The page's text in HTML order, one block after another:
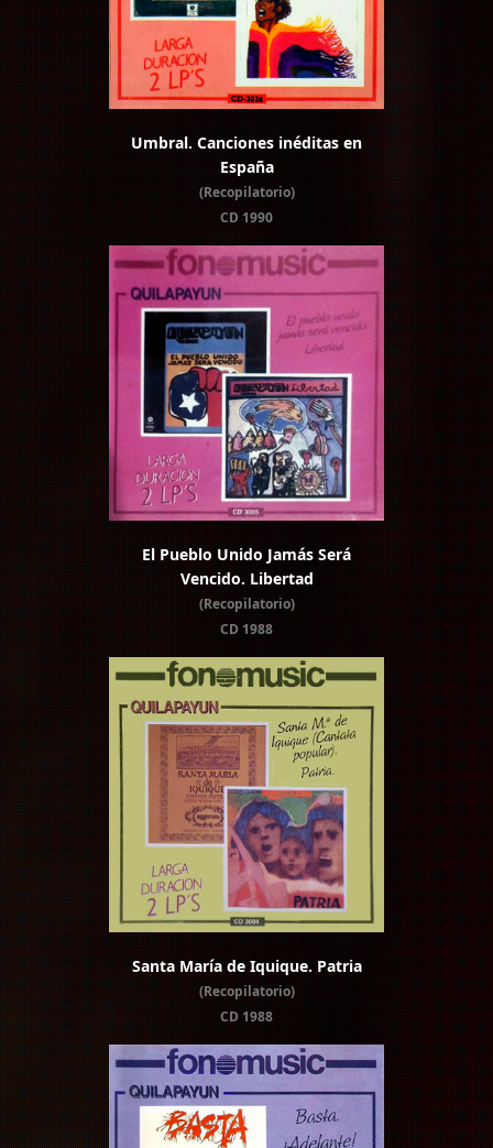
Umbral. Canciones inéditas en
España
(Recopilatorio)
CD 1990
El Pueblo Unido Jamás Será
Vencido. Libertad
(Recopilatorio)
CD 1988
Santa María de Iquique. Patria
(Recopilatorio)
CD 1988